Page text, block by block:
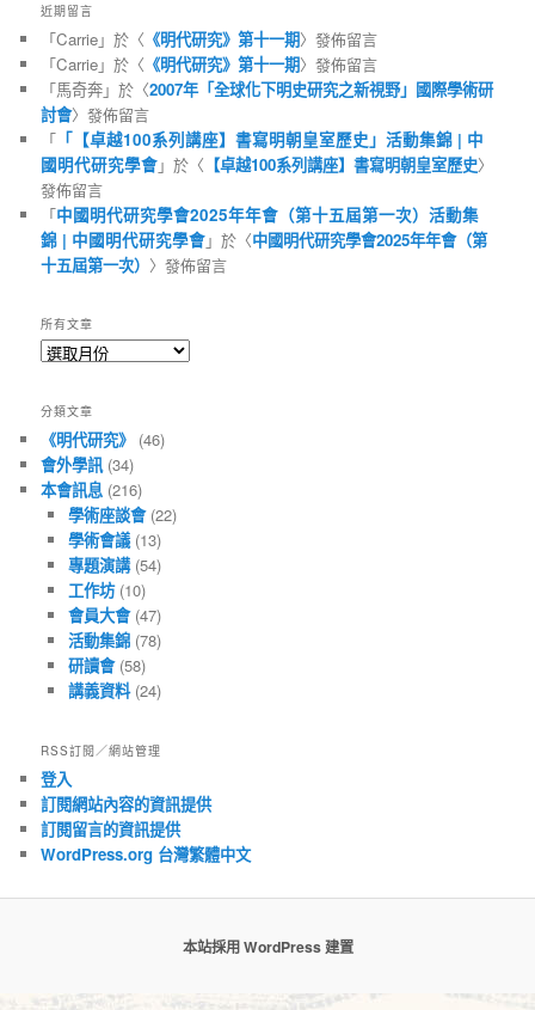
近期留言
「Carrie」於〈 《明代研究》第十一期〉發佈留言
「Carrie」於〈 《明代研究》第十一期〉發佈留言
「馬奇奔」於〈2007年「全球化下明史研究之新視野」國際學術研
討會〉發佈留言
「 「【卓越100系列講座】書寫明朝皇室歷史」活動集錦 | 中
國明代研究學會」於〈 【卓越100系列講座】書寫明朝皇室歷史〉
發佈留言
「中國明代研究學會2025年年會（第十五屆第一次）活動集
錦 | 中國明代研究學會」於〈中國明代研究學會2025年年會（第
十五屆第一次） 〉發佈留言
所有文章
所
章
分類文章
《明代研究》 (46)
會外學訊(34)
本會訊息 (216)
學術座談會(22)
學術會議(13)
專題演講(54)
工作坊(10)
會員大會(47)
活動集錦(78)
研讀會(58)
講義資料(24)
RSS訂閱／網站管理
登入
訂閱網站內容的資訊提供
訂閱留言的資訊提供
WordPress.org 台灣繁體中文
本站採用 WordPress 建置